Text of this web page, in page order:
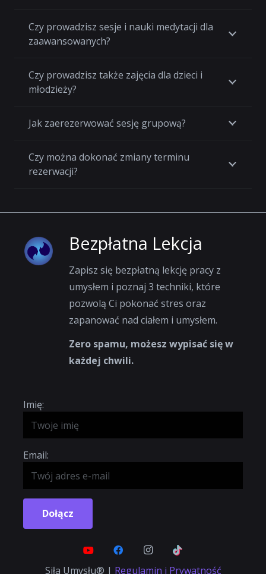
Czy prowadzisz sesje i nauki medytacji dla
zaawansowanych?
Czy prowadzisz także zajęcia dla dzieci i
młodzieży?
Jak zaerezerwować sesję grupową?
Czy można dokonać zmiany terminu
rezerwacji?
Bezpłatna Lekcja
Zapisz się bezpłatną lekcję pracy z
umysłem i poznaj 3 techniki, które
pozwolą Ci pokonać stres oraz
zapanować nad ciałem i umysłem.
Zero spamu, możesz wypisać się w
każdej chwili.
Imię:
Email:
Dołącz
Siła Umysłu® | Regulamin i Prywatność